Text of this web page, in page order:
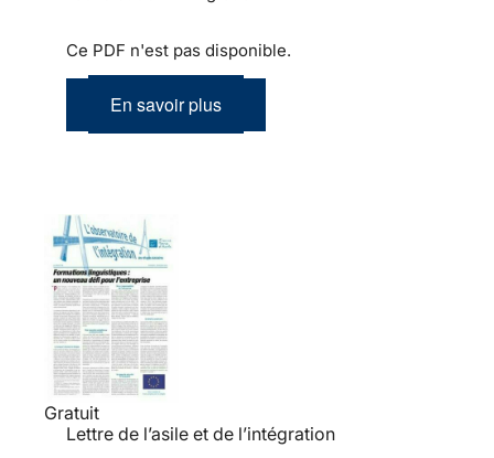
Ce PDF n'est pas disponible.
En savoir plus
Gratuit
Lettre de l’asile et de l’intégration